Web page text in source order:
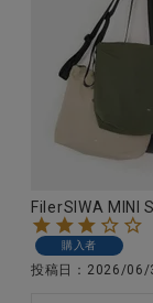
CATEGORY
ファッション
FilerSIWA MINI
購入者
投稿日 2026/06/